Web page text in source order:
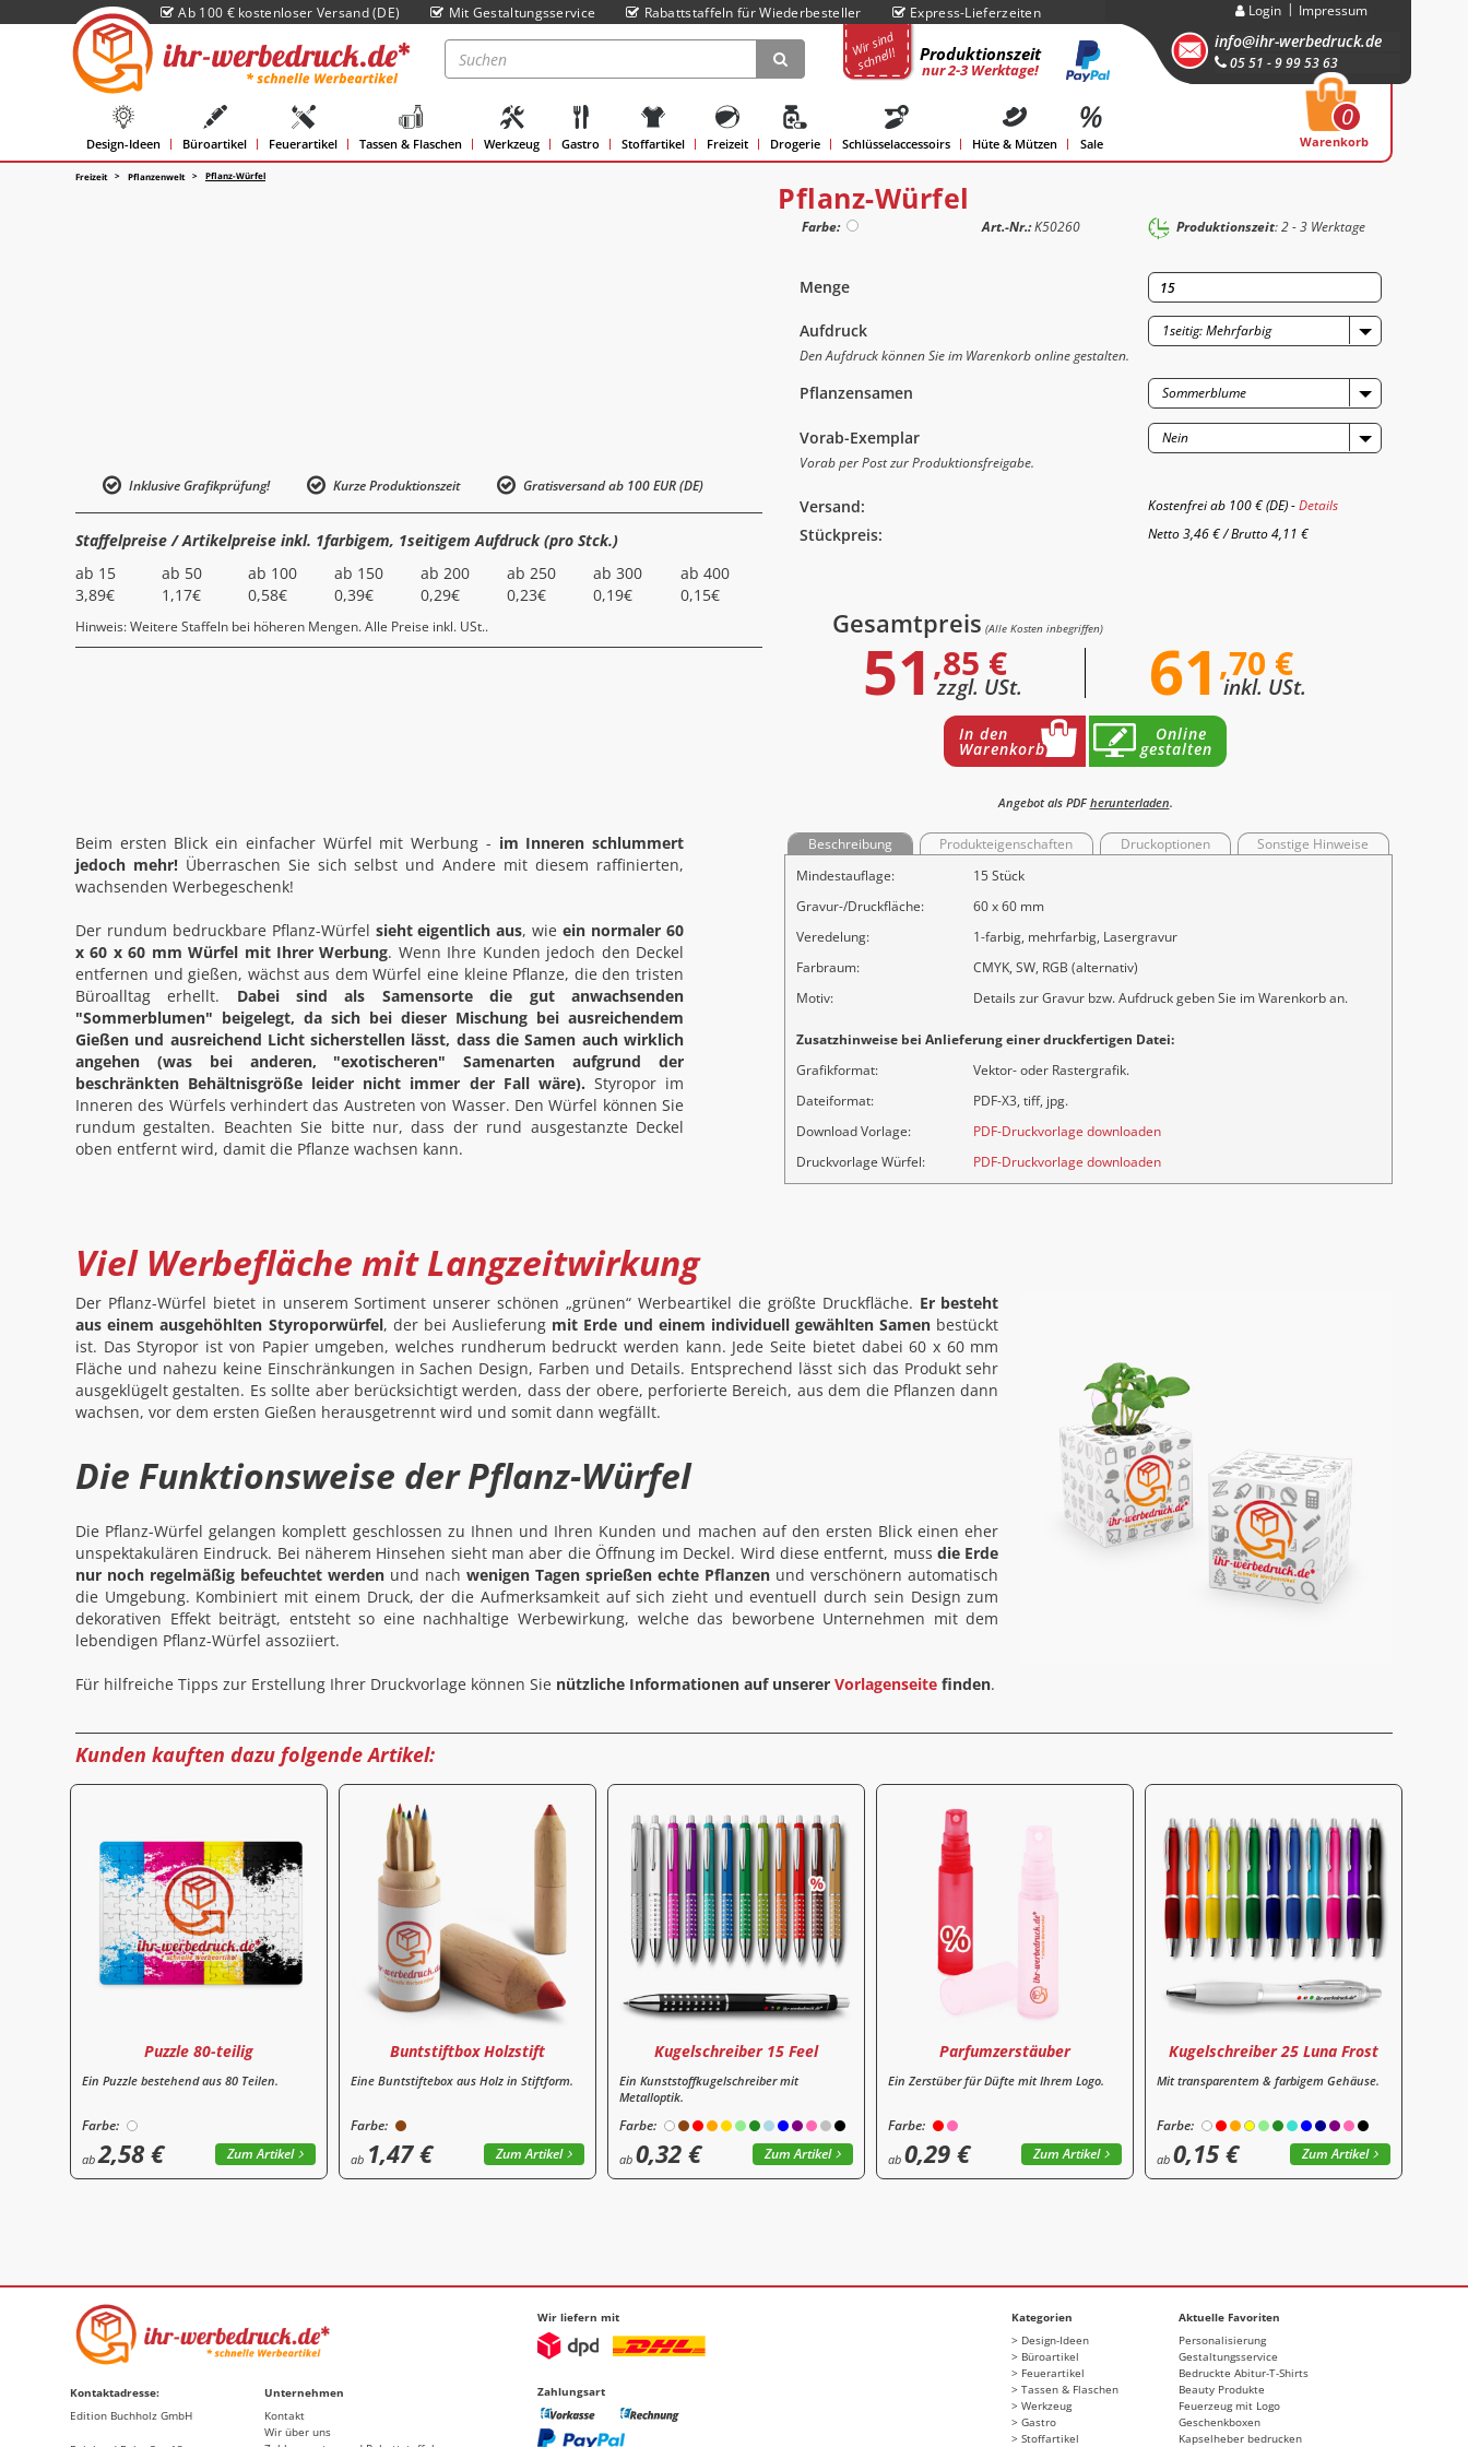
Ab 100 € kostenloser Versand (DE) Mit Gestaltungsservice Rabattstaffeln für Wiederbesteller Express-Lieferzeiten Login Impressum
info@ihr-werbedruck.de
05 51 - 9 99 53 63
0
Warenkorb
Wir sind
schnell! Produktionszeit
nur 2-3 Werktage!
Design-Ideen Büroartikel Feuerartikel Tassen & Flaschen Werkzeug Gastro Stoffartikel Freizeit Drogerie Schlüsselaccessoirs Hüte & Mützen Sale
Freizeit Pflanzenwelt Pflanz-Würfel
Inklusive Grafikprüfung! Kurze Produktionszeit Gratisversand ab 100 EUR (DE)
Staffelpreise / Artikelpreise inkl. 1farbigem, 1seitigem Aufdruck (pro Stck.)
ab 15
3,89€
ab 50
1,17€
ab 100
0,58€
ab 150
0,39€
ab 200
0,29€
ab 250
0,23€
ab 300
0,19€
ab 400
0,15€
Hinweis: Weitere Staffeln bei höheren Mengen. Alle Preise inkl. USt..
Pflanz-Würfel
Farbe: Art.-Nr.:K50260 Produktionszeit: 2 - 3 Werktage
Menge
Aufdruck
1seitig: Mehrfarbig
Den Aufdruck können Sie im Warenkorb online gestalten.
Pflanzensamen Sommerblume
Vorab-Exemplar
Nein
Vorab per Post zur Produktionsfreigabe.
Versand: Kostenfrei ab 100 € (DE) -Details
Stückpreis: Netto 3,46 € /Brutto 4,11 €
Gesamtpreis (Alle Kosten inbegriffen)
51 ,85 €
zzgl. USt. 61 ,70 €
inkl. USt.
In den
Warenkorb
Online
gestalten
Angebot als PDF herunterladen.
Beim ersten Blick ein einfacher Würfel mit Werbung - im Inneren schlummert
jedoch mehr!Überraschen Sie sich selbst und Andere mit diesem raffinierten,
wachsenden Werbegeschenk!
Der rundum bedruckbare Pflanz-Würfel sieht eigentlich aus, wieein normaler 60
x 60 x 60 mm Würfel mit Ihrer Werbung. Wenn Ihre Kunden jedoch den Deckel
entfernen und gießen, wächst aus dem Würfel eine kleine Pflanze, die den tristen
Büroalltag erhellt. Dabei sind als Samensorte die gut anwachsenden
"Sommerblumen" beigelegt, da sich bei dieser Mischung bei ausreichendem
Gießen und ausreichend Licht sicherstellen lässt, dass die Samen auch wirklich
angehen (was bei anderen, "exotischeren" Samenarten aufgrund der
beschränkten Behältnisgröße leider nicht immer der Fall wäre). Styropor im
Inneren des Würfels verhindert das Austreten von Wasser. Den Würfel können Sie
rundum gestalten. Beachten Sie bitte nur, dass der rund ausgestanzte Deckel
oben entfernt wird, damit die Pflanze wachsen kann.
Beschreibung Produkteigenschaften Druckoptionen
Sonstige Hinweise
Mindestauflage:
15 Stück
Gravur-/Druckfläche:
60 x 60 mm
Veredelung:
1-farbig, mehrfarbig, Lasergravur
Farbraum:
CMYK, SW, RGB (alternativ)
Motiv:
Details zur Gravur bzw. Aufdruck geben Sie im Warenkorb an.
Zusatzhinweise bei Anlieferung einer druckfertigen Datei:
Grafikformat:
Vektor- oder Rastergrafik.
Dateiformat:
PDF-X3, tiff, jpg.
Download Vorlage:
PDF-Druckvorlage downloaden
Druckvorlage Würfel:
PDF-Druckvorlage downloaden
Viel Werbefläche mit Langzeitwirkung
Der Pflanz-Würfel bietet in unserem Sortiment unserer schönen „grünen“ Werbeartikel die größte Druckfläche. Er besteht
aus einem ausgehöhlten Styroporwürfel, der bei Auslieferung mit Erde und einem individuell gewählten Samen bestückt
ist. Das Styropor ist von Papier umgeben, welches rundherum bedruckt werden kann. Jede Seite bietet dabei 60 x 60 mm
Fläche und nahezu keine Einschränkungen in Sachen Design, Farben und Details. Entsprechend lässt sich das Produkt sehr
ausgeklügelt gestalten. Es sollte aber berücksichtigt werden, dass der obere, perforierte Bereich, aus dem die Pflanzen dann
wachsen, vor dem ersten Gießen herausgetrennt wird und somit dann wegfällt.
Die Funktionsweise der Pflanz-Würfel
Die Pflanz-Würfel gelangen komplett geschlossen zu Ihnen und Ihren Kunden und machen auf den ersten Blick einen eher
unspektakulären Eindruck. Bei näherem Hinsehen sieht man aber die Öffnung im Deckel. Wird diese entfernt, mussdie Erde
nur noch regelmäßig befeuchtet werden und nachwenigen Tagen sprießen echte Pflanzen und verschönern automatisch
die Umgebung. Kombiniert mit einem Druck, der die Aufmerksamkeit auf sich zieht und eventuell durch sein Design zum
dekorativen Effekt beiträgt, entsteht so eine nachhaltige Werbewirkung, welche das beworbene Unternehmen mit dem
lebendigen Pflanz-Würfel assoziiert.
Für hilfreiche Tipps zur Erstellung Ihrer Druckvorlage können Sie nützliche Informationen auf unserer Vorlagenseite finden.
Kunden kauften dazu folgende Artikel:
Puzzle 80-teilig
Ein Puzzle bestehend aus 80 Teilen.
Farbe:
ab2,58 € Zum Artikel
Buntstiftbox Holzstift
Eine Buntstiftebox aus Holz in Stiftform.
Farbe:
ab 1,47 € Zum Artikel
Kugelschreiber 15 Feel
Ein Kunststoffkugelschreiber mit
Metalloptik.
Farbe:
ab 0,32 € Zum Artikel
Parfumzerstäuber
Ein Zerstüber für Düfte mit Ihrem Logo.
Farbe:
ab 0,29 € Zum Artikel
Kugelschreiber 25 Luna Frost
Mit transparentem & farbigem Gehäuse.
Farbe:
ab 0,15 € Zum Artikel
Kontaktadresse:
Edition Buchholz GmbH
Unternehmen
Kontakt
Wir über uns
Wir liefern mit
Zahlungsart
Kategorien
Design-Ideen
Büroartikel
Feuerartikel
Tassen & Flaschen
Werkzeug
Gastro
Stoffartikel
Aktuelle Favoriten
Personalisierung
Gestaltungsservice
Bedruckte Abitur-T-Shirts
Beauty Produkte
Feuerzeug mit Logo
Geschenkboxen
Kapselheber bedrucken